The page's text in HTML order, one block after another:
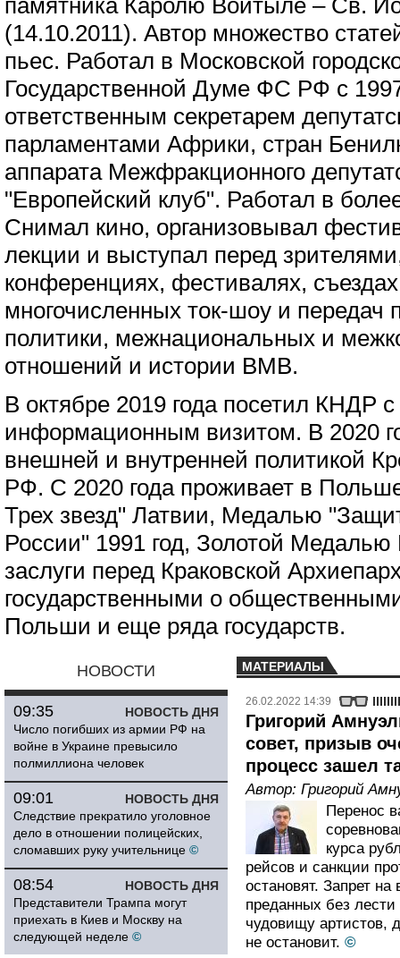
памятника Каролю Войтыле – Св.
(14.10.2011). Автор множество
пьес. Работал в Московской
Государственной Думе ФС РФ с
ответственным секретарем
парламентами Африки, стран
аппарата Межфракционного
"Европейский клуб". Работал в
Снимал кино, организовывал
лекции и выступал перед
конференциях, фестивалях,
многочисленных ток-шоу и передач
политики, межнациональных и
отношений и истории ВМВ.
В октябре 2019 года посетил КНДР
информационным визитом. В 2020
внешней и внутренней политикой
РФ. С 2020 года проживает в
Трех звезд" Латвии, Медалью
России" 1991 год, Золотой
заслуги перед Краковской
государственными о
Польши и еще ряда государств.
НОВОСТИ
НОВОСТЬ ДНЯ
09:35
Число погибших из армии РФ на
войне в Украине превысило
полмиллиона человек
НОВОСТЬ ДНЯ
09:01
Следствие прекратило уголовное
дело в отношении полицейских,
сломавших руку учительнице ©
НОВОСТЬ ДНЯ
08:54
Представители Трампа могут
приехать в Киев и Москву на
следующей неделе ©
МАТЕРИАЛЫ
26.02.2022 14:39
Григорий
совет, призыв
процесс зашел
Автор: Григорий
Перенос
курса
рейсов и санкции
остановят. Запрет
преданных без
чудовищу
не остановит. ©